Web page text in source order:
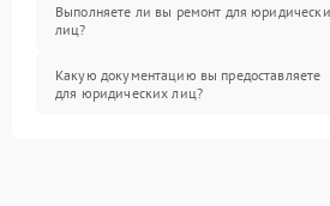
Выполняете ли вы ремонт для
лиц?
Какую документацию вы предоставляете
для юридических лиц?